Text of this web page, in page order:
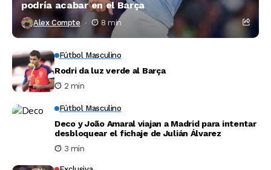
podría acabar en el Barça
Alex Compte 8 min
Fútbol Masculino
Rodri da luz verde al Barça
2 min
Fútbol Masculino
Deco y João Amaral viajan a Madrid para intentar
desbloquear el fichaje de Julián Álvarez
3 min